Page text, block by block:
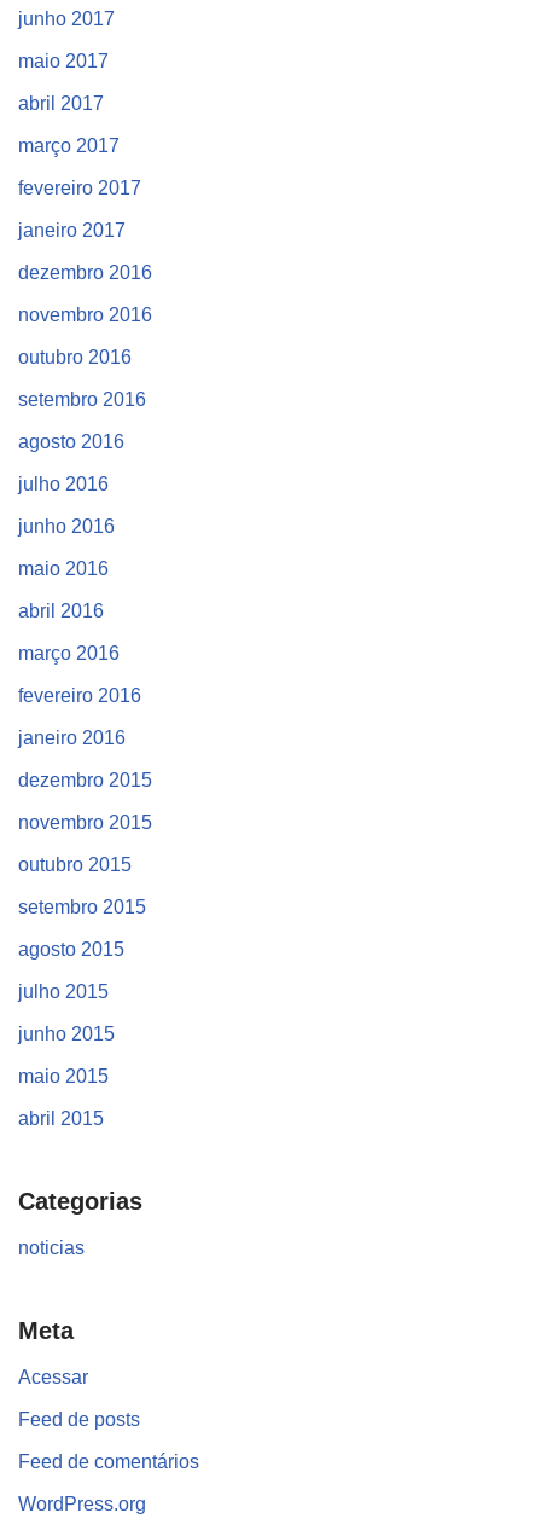
junho 2017
maio 2017
abril 2017
março 2017
fevereiro 2017
janeiro 2017
dezembro 2016
novembro 2016
outubro 2016
setembro 2016
agosto 2016
julho 2016
junho 2016
maio 2016
abril 2016
março 2016
fevereiro 2016
janeiro 2016
dezembro 2015
novembro 2015
outubro 2015
setembro 2015
agosto 2015
julho 2015
junho 2015
maio 2015
abril 2015
Categorias
noticias
Meta
Acessar
Feed de posts
Feed de comentários
WordPress.org